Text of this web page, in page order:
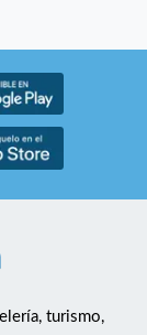
turismo,